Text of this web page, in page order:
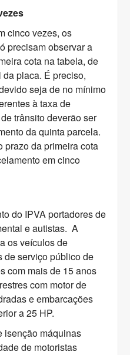
cinco vezes, os
precisam observar a
cota na tabela, de
placa. É preciso,
seja de no mínimo
à taxa de
trânsito deverão ser
da quinta parcela.
prazo da primeira cota
em cinco
do IPVA portadores de
e autistas. A
os veículos de
de serviço público de
com mais de 15 anos
com motor de
e embarcações
a 25 HP.
isenção máquinas
de motoristas